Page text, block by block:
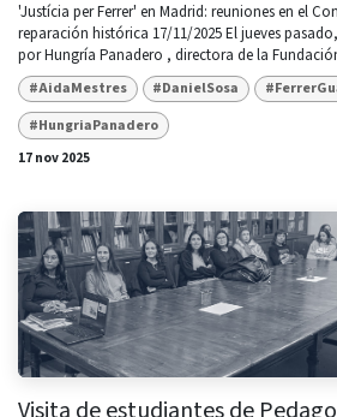
'Justícia per Ferrer' en Madrid: reuniones en el
reparación histórica 17/11/2025 El jueves
por Hungría Panadero , directora de la
#AidaMestres #DanielSosa
#HungriaPanadero
17 nov 2025